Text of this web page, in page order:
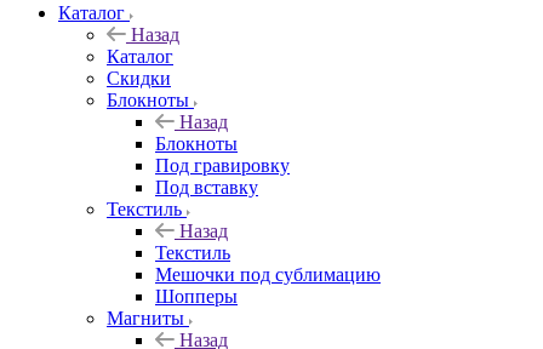
Каталог
Назад
Каталог
Скидки
Блокноты
Назад
Блокноты
Под гравировку
Под вставку
Текстиль
Назад
Текстиль
Мешочки под сублимацию
Шопперы
Магниты
Назад